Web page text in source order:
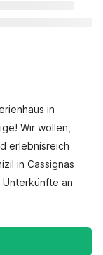
in
Wir wollen,
erlebnisreich
in Cassignas
an